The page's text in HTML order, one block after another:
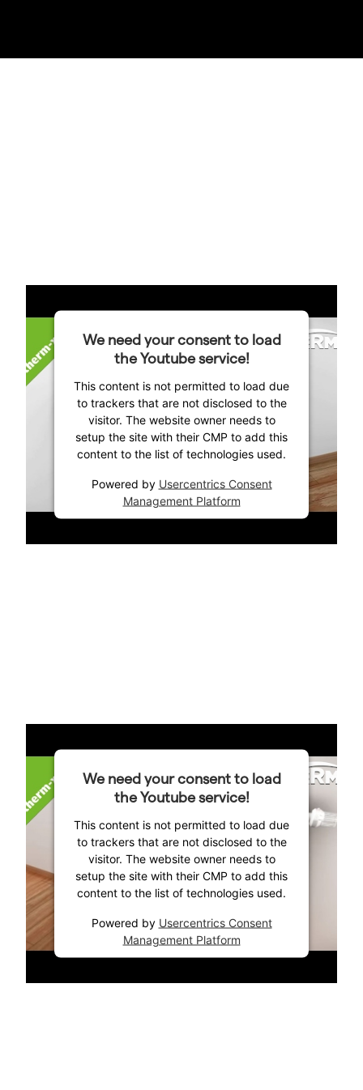
We need your consent to load
the Youtube service!
This content is not permitted to load due
to trackers that are not disclosed to the
visitor. The website owner needs to
setup the site with their CMP to add this
content to the list of technologies used.
Powered by Usercentrics Consent
Management Platform
We need your consent to load
the Youtube service!
This content is not permitted to load due
to trackers that are not disclosed to the
visitor. The website owner needs to
setup the site with their CMP to add this
content to the list of technologies used.
Powered by Usercentrics Consent
Management Platform